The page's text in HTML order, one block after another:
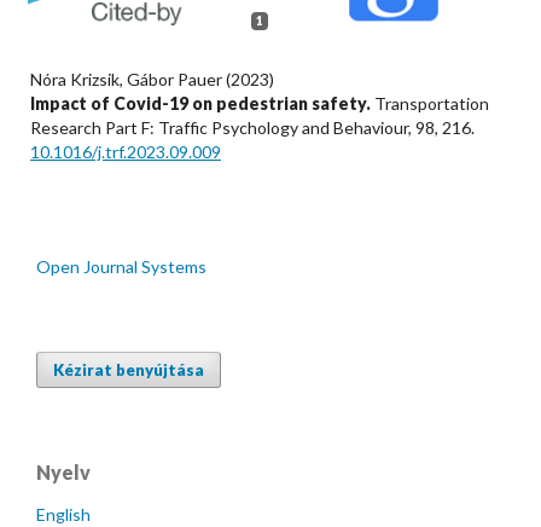
1
Nóra Krizsik, Gábor Pauer (2023)
Impact of Covid-19 on pedestrian safety. Transportation
Research Part F: Traffic Psychology and Behaviour, 98, 216.
10.1016/j.trf.2023.09.009
Open Journal Systems
Kézirat benyújtása
Nyelv
English